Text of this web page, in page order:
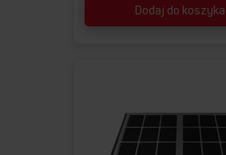
Dodaj do koszyka